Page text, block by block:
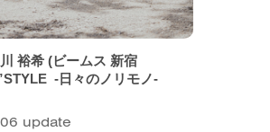
裕希 (ビームス 新宿
-日々のノリモノ-
update